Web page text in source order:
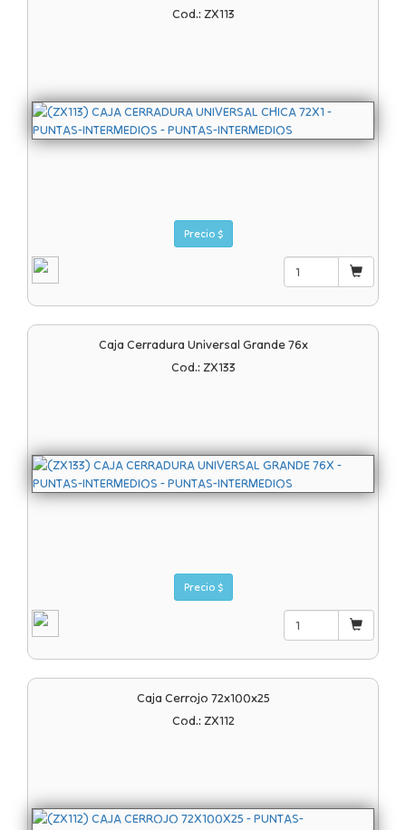
Cod.: ZX113
Precio $
Caja Cerradura Universal Grande 76x
Cod.: ZX133
Precio $
Caja Cerrojo 72x100x25
Cod.: ZX112